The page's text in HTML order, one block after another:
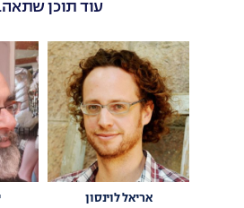
עוד תוכן
אריאל לוינסון